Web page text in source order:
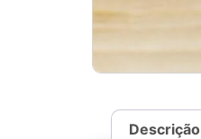
Descrição